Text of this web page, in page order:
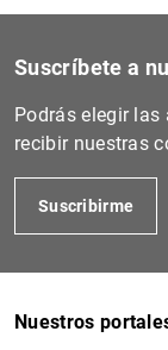
Suscríbete a
Podrás elegir las
recibir nuestras
Suscribirme
Nuestros